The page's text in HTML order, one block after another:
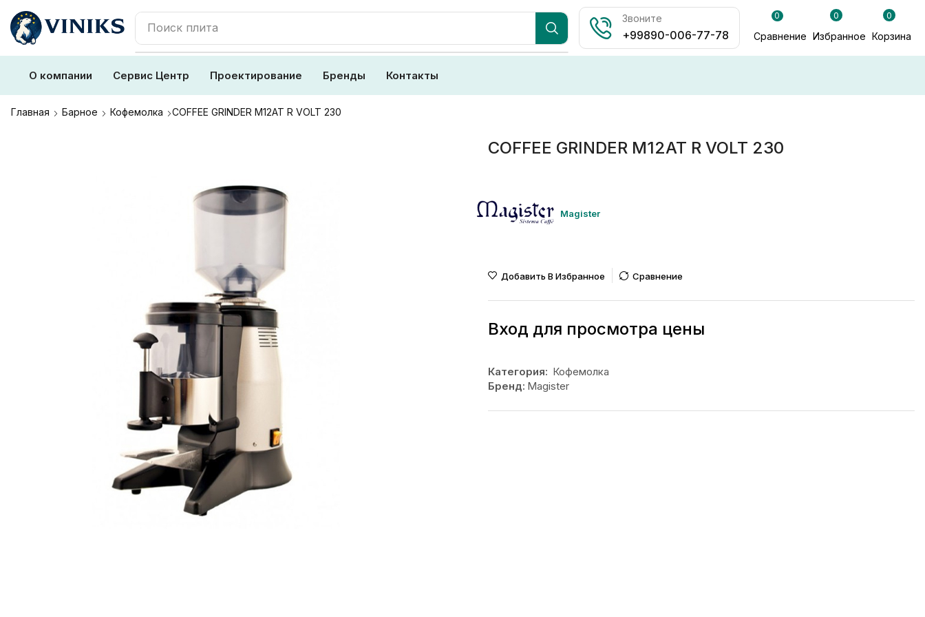
Поиск плита
Звоните
+99890-006-77-78
0
Сравнение
0
Избранное
0
Корзина
О компании Сервис Центр Проектирование Бренды Контакты
Главная Барное Кофемолка COFFEE GRINDER M12AT R VOLT 230
COFFEE GRINDER M12AT R VOLT 230
Magister
Добавить В Избранное Сравнение
Вход для просмотра цены
Категория: Кофемолка
Бренд: Magister